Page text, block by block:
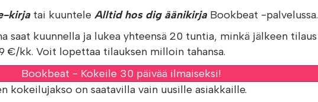
kirja tai kuuntele Alltid hos dig äänikirja Bookbeat -palvelussa.
saat kuunnella ja lukea yhteensä 20 tuntia, minkä jälkeen tilaus
€/kk. Voit lopettaa tilauksen milloin tahansa.
Bookbeat - Kokeile 30 päivää ilmaiseksi!
kokeilujakso on saatavilla vain uusille asiakkaille.